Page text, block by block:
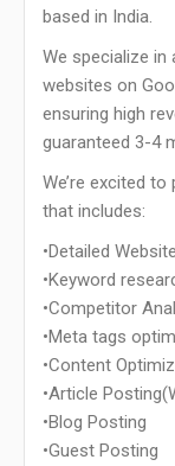
based in India.
We specialize in
websites on
ensuring high
guaranteed 3-4
We’re excited
that includes:
•Detailed
•Keyword
•Competitor
•Meta tags
•Content
•Article
•Blog Posting
•Guest Posting